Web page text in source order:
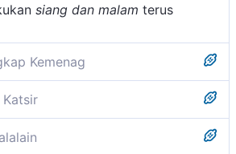
siang dan malam terus
Kemenag
sikap kaumnya kepada Allah
sudah menyeru umatnya siang
tetap tidak
Katsir
tentang Nuh a.s., bahwa Dia
kepada kaumnya dan